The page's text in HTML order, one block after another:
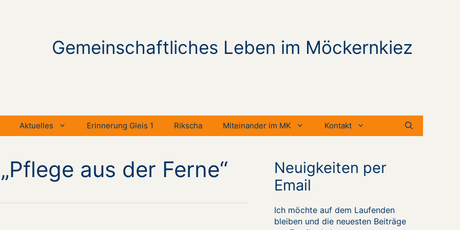
Gemeinschaftliches Leben im Möckernkiez
Aktuelles Erinnerung Gleis 1 Rikscha Miteinander im MK Kontakt
aus der Ferne“
Neuigkeiten per
Email
Ich möchte auf dem Laufenden
bleiben und die neuesten Beiträge